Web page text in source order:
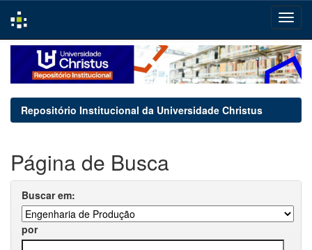
navigation
Repositório Institucional da Universidade Christus
Página de Busca
Buscar em:
por